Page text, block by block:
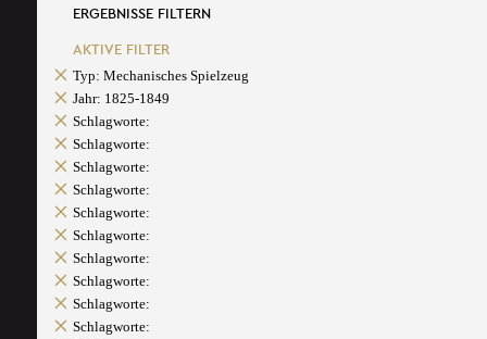
ERGEBNISSE FILTERN
AKTIVE FILTER
Typ: Mechanisches Spielzeug
Jahr: 1825-1849
Schlagworte:
Schlagworte:
Schlagworte:
Schlagworte:
Schlagworte:
Schlagworte:
Schlagworte:
Schlagworte:
Schlagworte:
Schlagworte: